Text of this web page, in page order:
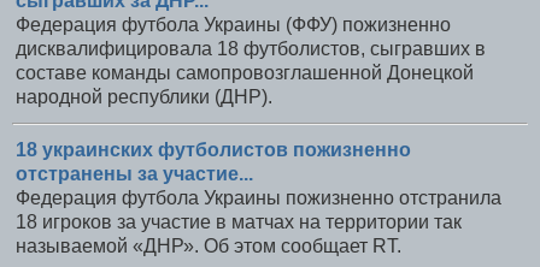
Федерация футбола Украины (ФФУ) пожизненно
дисквалифицировала 18 футболистов, сыгравших в
составе команды самопровозглашенной Донецкой
народной республики (ДНР).
18 украинских футболистов пожизненно
отстранены за участие...
Федерация футбола Украины пожизненно отстранила
18 игроков за участие в матчах на территории так
называемой «ДНР». Об этом сообщает RT.